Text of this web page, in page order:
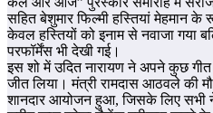
सहित बेशुमार फिल्मी हस्तियां मेहमान
केवल हस्तियों को इनाम से नवाजा गया
परफॉर्मेंस भी देखी गई।
इस शो में उदित नारायण ने अपने कुछ
जीत लिया। मंत्री रामदास आठवले की
शानदार आयोजन हुआ, जिसके लिए सभी